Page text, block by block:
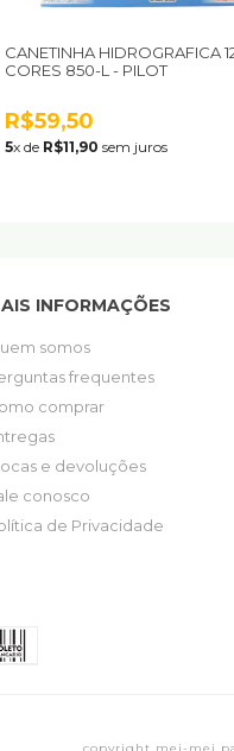
CANETINHA HIDROGRAFICA
CORES 850-L - PILOT
R$59,50
5x de R$11,90 sem juros
INFORMAÇÕES
somos
frequentes
comprar
e devoluções
conosco
de Privacidade
copyright mei-mei